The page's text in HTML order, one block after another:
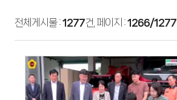
전체게시물 :1277건, 페이지 :1266/1277